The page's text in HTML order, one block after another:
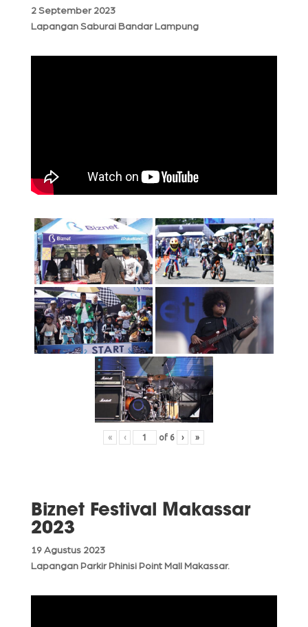
2 September 2023
Lapangan Saburai Bandar Lampung
« ‹ of 6 › »
Biznet Festival Makassar
2023
19 Agustus 2023
Lapangan Parkir Phinisi Point Mall Makassar.